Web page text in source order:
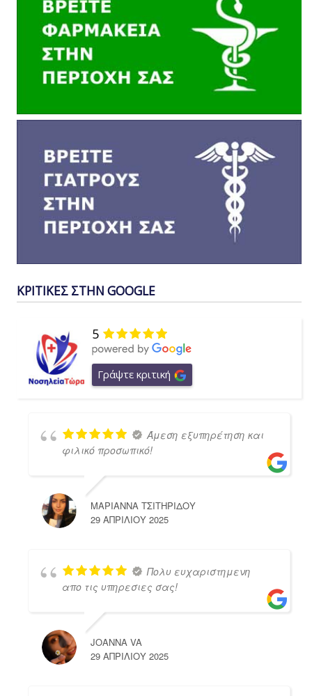
ΚΡΙΤΙΚΕΣ ΣΤΗΝ GOOGLE
5
Γράψτε κριτική
Άμεση εξυπηρέτηση και
φιλικό προσωπικό!
ΜΑΡΙΑΝΝΑ ΤΣΙΤΗΡΙΔΟΥ
29 ΑΠΡΙΛΊΟΥ 2025
Πολυ ευχαριστημενη
απο τις υπηρεσιες σας!
JOANNA VA
29 ΑΠΡΙΛΊΟΥ 2025